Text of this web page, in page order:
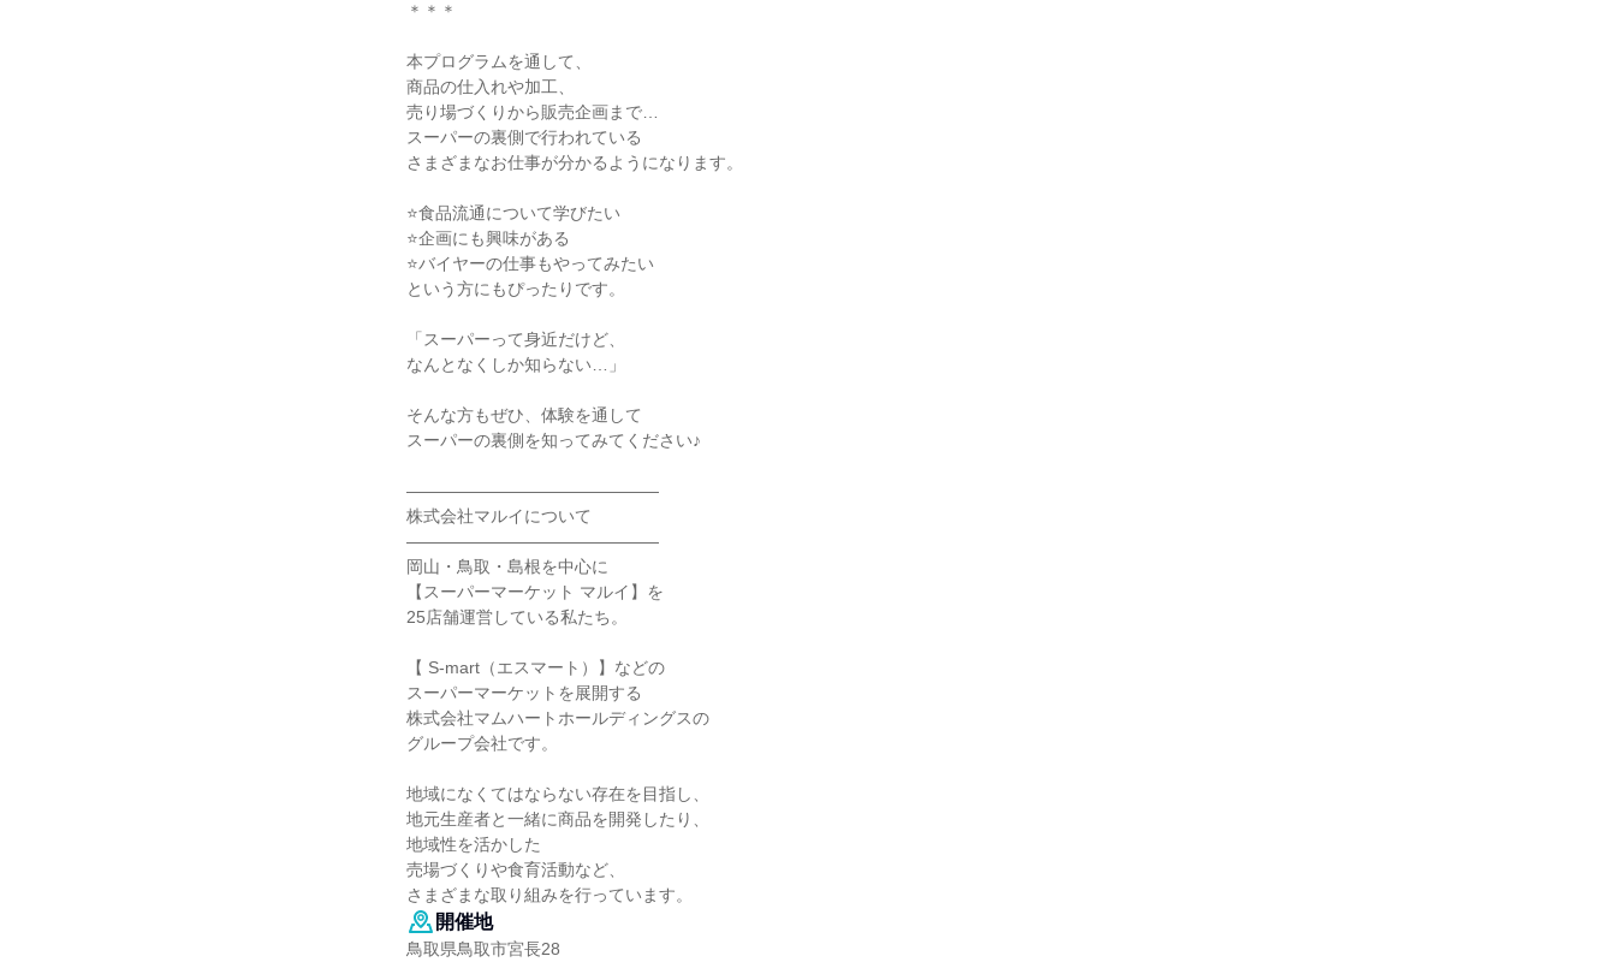
＊＊＊
本プログラムを通して、
商品の仕入れや加工、
売り場づくりから販売企画まで…
スーパーの裏側で行われている
さまざまなお仕事が分かるようになります。
⭐食品流通について学びたい
⭐企画にも興味がある
⭐バイヤーの仕事もやってみたい
という方にもぴったりです。
「スーパーって身近だけど、
なんとなくしか知らない…」
そんな方もぜひ、体験を通して
スーパーの裏側を知ってみてください♪
―――――――――――――――
株式会社マルイについて
―――――――――――――――
岡山・鳥取・島根を中心に
【スーパーマーケット マルイ】を
25店舗運営している私たち。
【 S-mart（エスマート）】などの
スーパーマーケットを展開する
株式会社マムハートホールディングスの
グループ会社です。
地域になくてはならない存在を目指し、
地元生産者と一緒に商品を開発したり、
地域性を活かした
売場づくりや食育活動など、
さまざまな取り組みを行っています。
開催地
鳥取県鳥取市宮長28